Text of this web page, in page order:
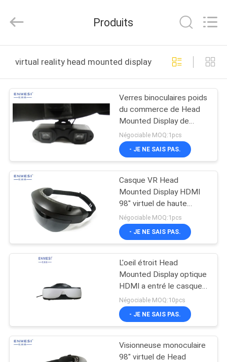
PRODUITS
AU
SUJET
NOUS
VISITE
D'USINE
CONTRÔLE
QUALITÉ
CAS
Intelligence
Technology
All
Reserved.
Produits
virtual reality head mounted display fabrication en ligne
Verres binoculaires poids
du commerce de Head
Mounted Display de
réalité virtuelle dedans
avec le grand écran
Négociable MOQ:1pcs
- JE NE SAIS PAS.
Casque VR Head
Mounted Display HDMI
98" virtuel de haute
résolution
Négociable MOQ:1pcs
- JE NE SAIS PAS.
L'oeil étroit Head
Mounted Display optique
HDMI a entré le casque
du champ de vision VR
de l'affichage 50° de
double de HD
Négociable MOQ:10pcs
- JE NE SAIS PAS.
Visionneuse monoculaire
98" virtuel de Head